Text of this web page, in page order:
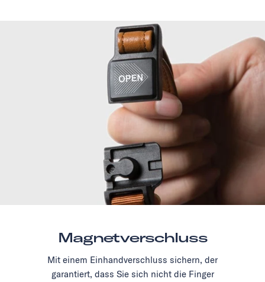
Magnetverschluss
Mit einem Einhandverschluss sichern, der
garantiert, dass Sie sich nicht die Finger